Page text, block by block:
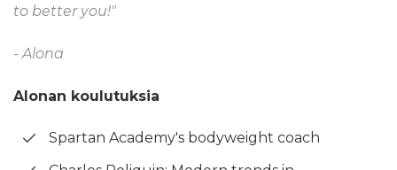
to better you!"
- Alona
Alonan koulutuksia
Spartan Academy's bodyweight coach